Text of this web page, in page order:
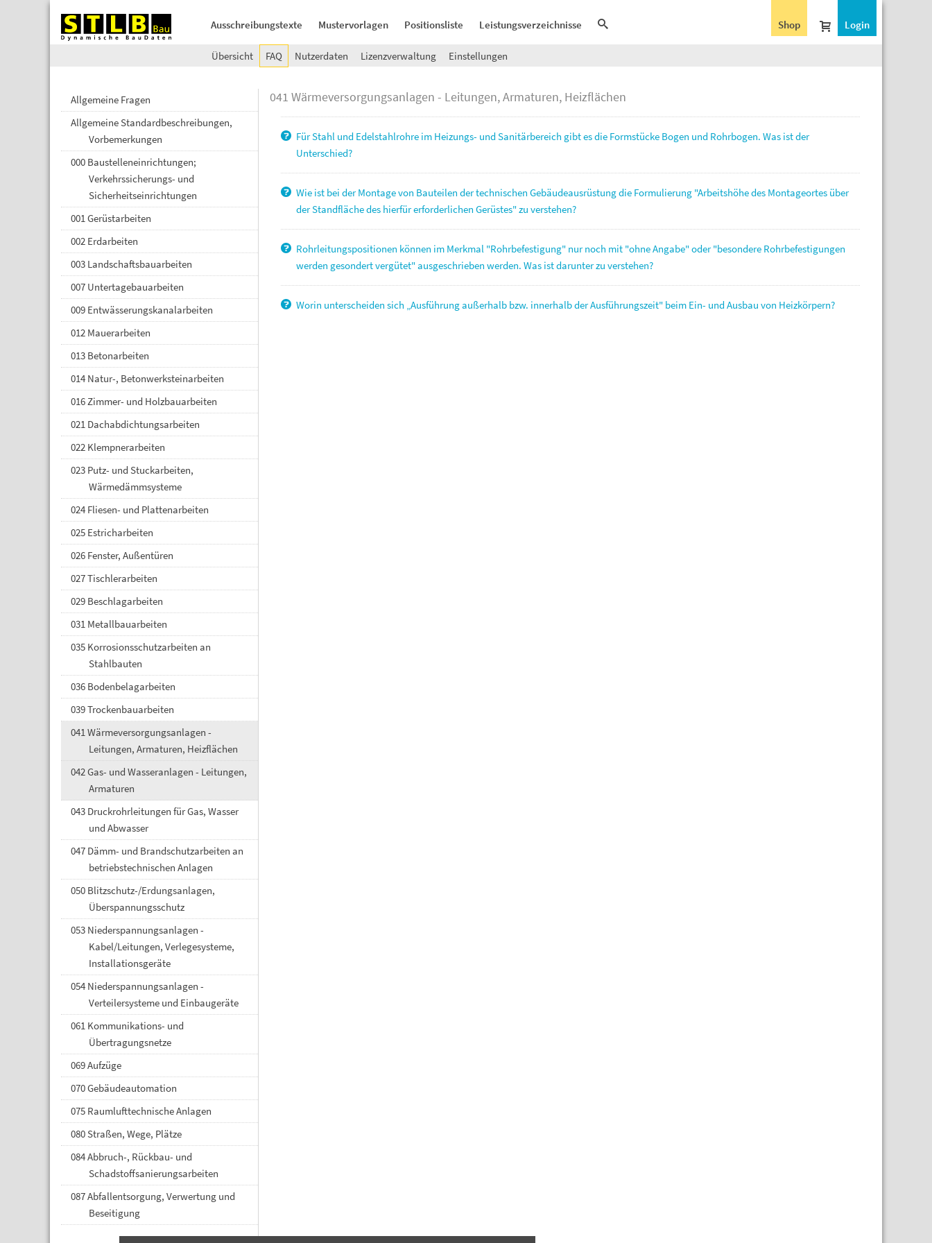
Ausschreibungstexte Mustervorlagen Positionsliste Leistungsverzeichnisse Login
Shop
Übersicht FAQ Nutzerdaten Lizenzverwaltung Einstellungen
Allgemeine Fragen
Allgemeine Standardbeschreibungen,
Vorbemerkungen
000 Baustelleneinrichtungen;
Verkehrssicherungs- und
Sicherheitseinrichtungen
001 Gerüstarbeiten
002 Erdarbeiten
003 Landschaftsbauarbeiten
007 Untertagebauarbeiten
009 Entwässerungskanalarbeiten
012 Mauerarbeiten
013 Betonarbeiten
014 Natur-, Betonwerksteinarbeiten
016 Zimmer- und Holzbauarbeiten
021 Dachabdichtungsarbeiten
022 Klempnerarbeiten
023 Putz- und Stuckarbeiten,
Wärmedämmsysteme
024 Fliesen- und Plattenarbeiten
025 Estricharbeiten
026 Fenster, Außentüren
027 Tischlerarbeiten
029 Beschlagarbeiten
031 Metallbauarbeiten
035 Korrosionsschutzarbeiten an
Stahlbauten
036 Bodenbelagarbeiten
039 Trockenbauarbeiten
041 Wärmeversorgungsanlagen -
Leitungen, Armaturen, Heizflächen
042 Gas- und Wasseranlagen - Leitungen,
Armaturen
043 Druckrohrleitungen für Gas, Wasser
und Abwasser
047 Dämm- und Brandschutzarbeiten an
betriebstechnischen Anlagen
050 Blitzschutz-/Erdungsanlagen,
Überspannungsschutz
053 Niederspannungsanlagen -
Kabel/Leitungen, Verlegesysteme,
Installationsgeräte
054 Niederspannungsanlagen -
Verteilersysteme und Einbaugeräte
061 Kommunikations- und
Übertragungsnetze
069 Aufzüge
070 Gebäudeautomation
075 Raumlufttechnische Anlagen
080 Straßen, Wege, Plätze
084 Abbruch-, Rückbau- und
Schadstoffsanierungsarbeiten
087 Abfallentsorgung, Verwertung und
Beseitigung
041 Wärmeversorgungsanlagen - Leitungen, Armaturen, Heizflächen
Für Stahl und Edelstahlrohre im Heizungs- und Sanitärbereich gibt es die Formstücke Bogen und Rohrbogen. Was ist der
Unterschied?
Wie ist bei der Montage von Bauteilen der technischen Gebäudeausrüstung die Formulierung "Arbeitshöhe des Montageortes über
der Standfläche des hierfür erforderlichen Gerüstes" zu verstehen?
Rohrleitungspositionen können im Merkmal "Rohrbefestigung" nur noch mit "ohne Angabe" oder "besondere Rohrbefestigungen
werden gesondert vergütet" ausgeschrieben werden. Was ist darunter zu verstehen?
Worin unterscheiden sich „Ausführung außerhalb bzw. innerhalb der Ausführungszeit" beim Ein- und Ausbau von Heizkörpern?